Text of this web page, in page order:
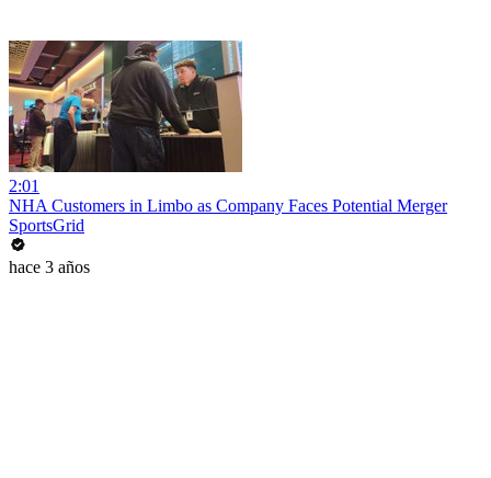
2:01
NHA Customers in Limbo as Company Faces Potential Merger
SportsGrid
hace 3 años